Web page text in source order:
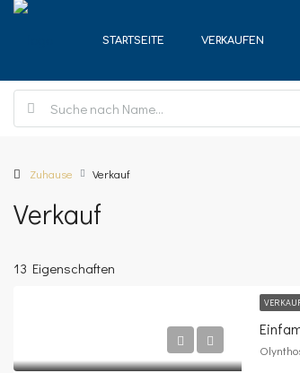
STARTSEITE VERKAUFEN
Zuhause Verkauf
Verkauf
13 Eigenschaften